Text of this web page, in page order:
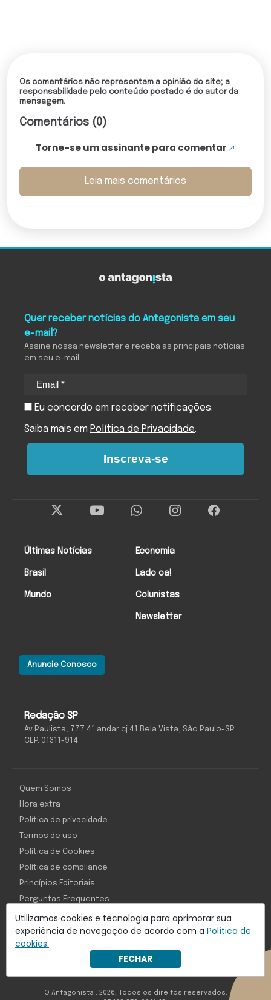
Os comentários não representam a opinião do site; a
responsabilidade pelo conteúdo postado é do autor da
mensagem.
Comentários (0)
Torne-se um assinante para comentar
Leia mais comentários
Utilizamos cookies e tecnologia para aprimorar sua
experiência de navegação de acordo com a Política de
cookies.
FECHAR
Redação SP
Av Paulista, 777 4º andar cj 41 Bela Vista, São Paulo-SP
CEP: 01311-914
Anuncie Conosco
Últimas Notícias
Brasil
Mundo
Economia
Lado oa!
Colunistas
Newsletter
Quer receber notícias do Antagonista em seu
e-mail?
Assine nossa newsletter e receba as principais notícias
em seu e-mail
Eu concordo em receber notificações.
Saiba mais em Política de Privacidade.
Inscreva-se
Com inteligência e tecnologia:
Object1ve - Marketing Solution
Quem Somos
Hora extra
Política de privacidade
Termos de uso
Política de Cookies
Política de compliance
Princípios Editoriais
Perguntas Frequentes
O Antagonista , 2026, Todos os direitos reservados,